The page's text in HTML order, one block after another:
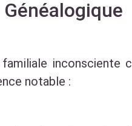
inconsciente
notable :